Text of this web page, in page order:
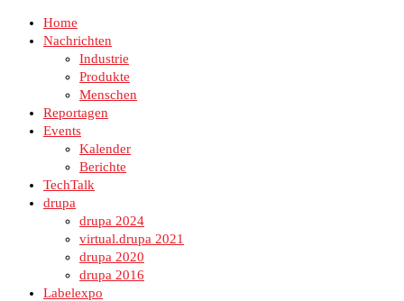
Home
Nachrichten
Industrie
Produkte
Menschen
Reportagen
Events
Kalender
Berichte
TechTalk
drupa
drupa 2024
virtual.drupa 2021
drupa 2020
drupa 2016
Labelexpo